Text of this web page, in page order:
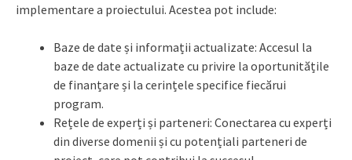
implementare a proiectului. Acestea pot include:
Baze de date și informații actualizate: Accesul la
baze de date actualizate cu privire la oportunitățile
de finanțare și la cerințele specifice fiecărui
program.
Rețele de experți și parteneri: Conectarea cu experți
din diverse domenii și cu potențiali parteneri de